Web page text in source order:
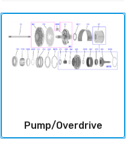
Pump/Overdrive